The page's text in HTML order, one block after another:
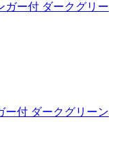
ー付 ダークグリーン